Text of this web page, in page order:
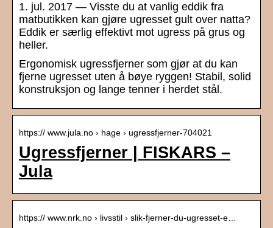
1. jul. 2017 — Visste du at vanlig eddik fra
matbutikken kan gjøre ugresset gult over natta?
Eddik er særlig effektivt mot ugress på grus og
heller.
Ergonomisk ugressfjerner som gjør at du kan
fjerne ugresset uten å bøye ryggen! Stabil, solid
konstruksjon og lange tenner i herdet stål.
https:// www.jula.no › hage › ugressfjerner-704021
Ugressfjerner | FISKARS –
Jula
https:// www.nrk.no › livsstil › slik-fjerner-du-ugresset-e…